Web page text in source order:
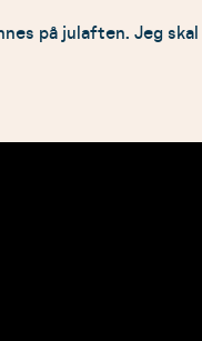
på julaften. Jeg